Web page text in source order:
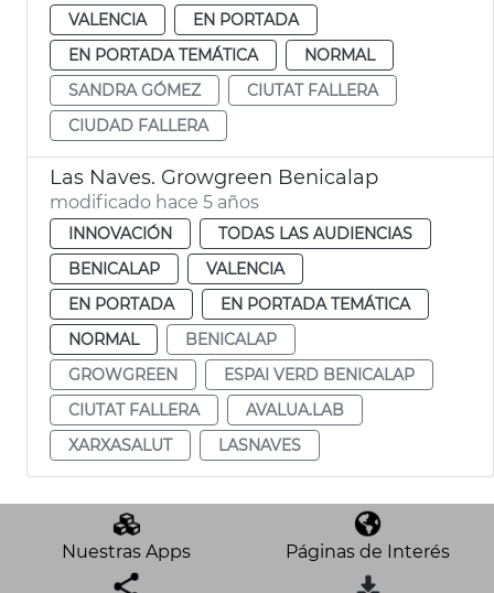
VALENCIA
EN PORTADA
EN PORTADA TEMÁTICA
NORMAL
SANDRA GÓMEZ
CIUTAT FALLERA
CIUDAD FALLERA
Las Naves. Growgreen Benicalap
modificado hace 5 años
INNOVACIÓN
TODAS LAS AUDIENCIAS
BENICALAP
VALENCIA
EN PORTADA
EN PORTADA TEMÁTICA
NORMAL
BENICALAP
GROWGREEN
ESPAI VERD BENICALAP
CIUTAT FALLERA
AVALUA.LAB
XARXASALUT
LASNAVES
Nuestras Apps Páginas de Interés